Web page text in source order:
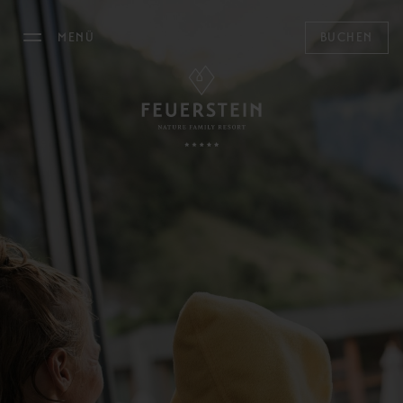
MENÜ BUCHEN
DAS FEUERSTEIN
Mountain Spa
Pools
Family & Kids
Adults Only